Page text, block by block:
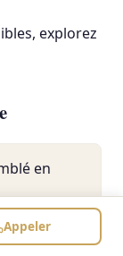
explorez
en
Appeler